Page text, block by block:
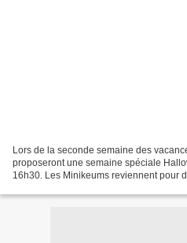
Lors de la seconde semaine des
proposeront une semaine spéciale
16h30. Les Minikeums reviennent pour